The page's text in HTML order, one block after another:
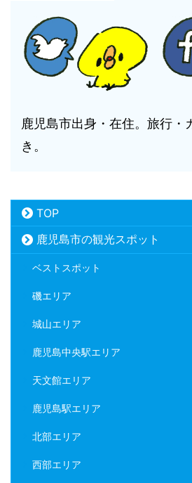
鹿児島市出身・在住。旅行・
き。
TOP
鹿児島市の観光スポット
ベストスポット
磯エリア
城山エリア
鹿児島中央駅エリア
天文館エリア
鹿児島駅エリア
北部エリア
西部エリア